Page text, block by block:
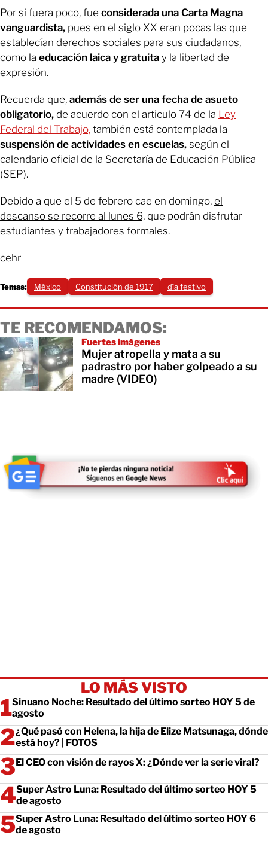
Por si fuera poco, fue considerada una Carta Magna
vanguardista, pues en el siglo XX eran pocas las que
establecían derechos sociales para sus ciudadanos,
como la educación laica y gratuita y la libertad de
expresión.
Recuerda que, además de ser una fecha de asueto
obligatorio, de acuerdo con el articulo 74 de la Ley
Federal del Trabajo, también está contemplada la
suspensión de actividades en escuelas, según el
calendario oficial de la Secretaría de Educación Pública
(SEP).
Debido a que el 5 de febrero cae en domingo, el
descanso se recorre al lunes 6, que podrán disfrutar
estudiantes y trabajadores formales.
cehr
Temas: México Constitución de 1917 día festivo
TE RECOMENDAMOS:
Fuertes imágenes
Mujer atropella y mata a su
padrastro por haber golpeado a su
madre (VIDEO)
LO MÁS VISTO
Sinuano Noche: Resultado del último sorteo HOY 5 de
agosto
¿Qué pasó con Helena, la hija de Elize Matsunaga, dónde
está hoy? | FOTOS
El CEO con visión de rayos X: ¿Dónde ver la serie viral?
Super Astro Luna: Resultado del último sorteo HOY 5
de agosto
Super Astro Luna: Resultado del último sorteo HOY 6
de agosto